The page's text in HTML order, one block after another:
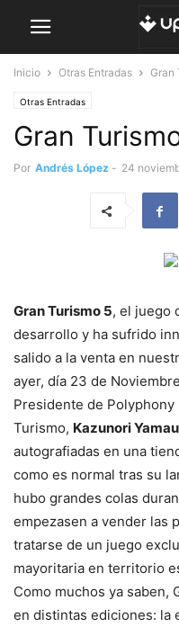
Inicio Otras Entradas Gran
Otras Entradas
Gran
Por Andrés López - 24
Gran Turismo 5, el juego
desarrollo y ha sufrido
salido a la venta en
ayer, día 23 de
Presidente de Polyphony
Turismo, Kazunori
autografiadas en una
como es normal tras su
hubo grandes colas
empezasen a vender las
tratarse de un juego
mayoritaria en territorio
Como muchos ya saben,
en distintas ediciones: la